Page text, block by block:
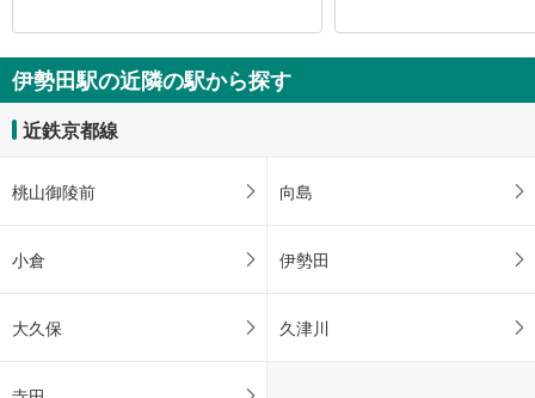
伊勢田駅の近隣の駅から探す
近鉄京都線
桃山御陵前 向島
小倉 伊勢田
大久保 久津川